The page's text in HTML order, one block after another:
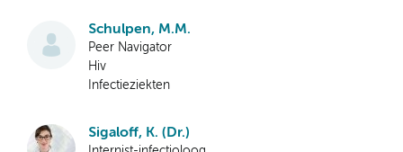
Schulpen, M.M.
Peer Navigator
Hiv
Infectieziekten
Sigaloff, K. (Dr.)